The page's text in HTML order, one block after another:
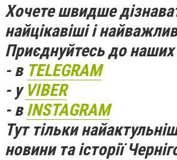
Хочете швидше
найцікавіші і
Приєднуйтесь до наших
- в TELEGRAM
- у VIBER
- вINSTAGRAM
Тут тільки
новини та історії